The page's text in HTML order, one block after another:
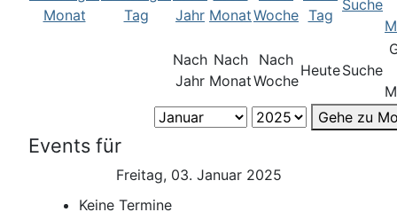
Nach
Jahr
Nach
Monat
Nach
Woche
HeuteSuche
Gehe zu
Events für
Freitag, 03. Januar 2025
Keine Termine